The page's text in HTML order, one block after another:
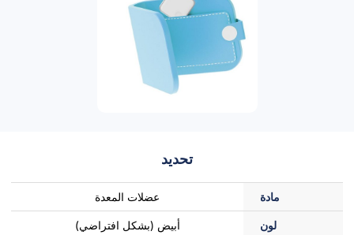
تحديد
مادة عضلات المعدة
لون أبيض (بشكل افتراضي)